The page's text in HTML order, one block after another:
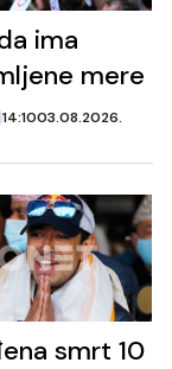
ima
mere
14:1003.08.2026.
smrt 10